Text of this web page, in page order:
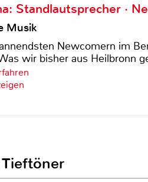
Standlautsprecher ·
Musik
Newcomern im
wir bisher aus Heilbronn